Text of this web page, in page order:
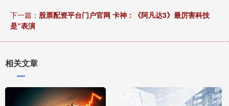
下一篇： 股票配资平台门户官网 卡神：《阿凡达3》最厉害科技
是“表演
相关文章